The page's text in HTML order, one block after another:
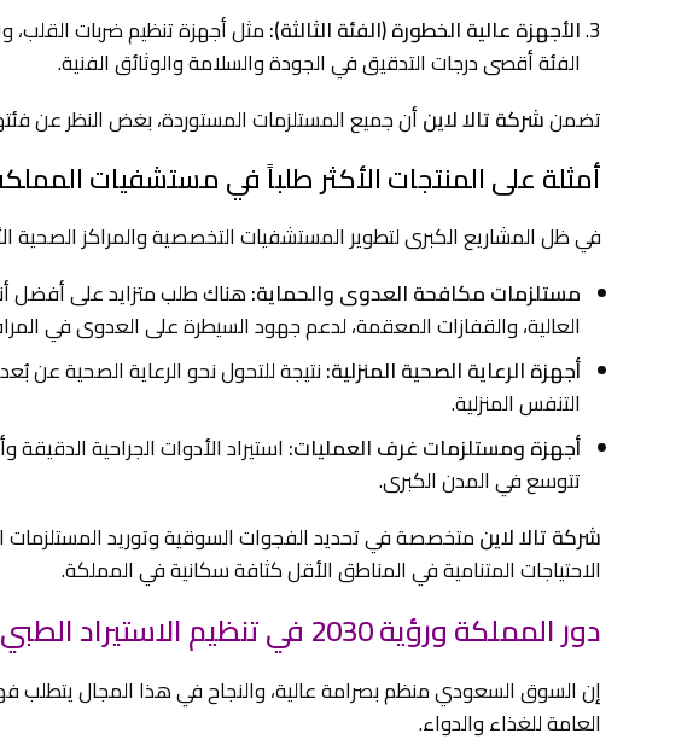
الأجهزة عالية الخطورة (الفئة الثالثة):مثل أجهزة تنظيم ضربات القلب،
الفئة أقصى درجات التدقيق في الجودة والسلامة والوثائق الفنية.
تضمنشركة تالا لاينأن جميع المستلزمات المستوردة، بغض النظر عن
أمثلة على المنتجات الأكثر طلباً في مستشفيات
في ظل المشاريع الكبرى لتطوير المستشفيات التخصصية والمراكز الصحية
مستلزمات مكافحة العدوى والحماية:هناك طلب متزايد على أفضل
العالية، والقفازات المعقمة، لدعم جهود السيطرة على العدوى في
أجهزة الرعاية الصحية المنزلية:نتيجة للتحول نحو الرعاية الصحية عن
التنفس المنزلية.
أجهزة ومستلزمات غرف العمليات: استيراد الأدوات الجراحية
تتوسع في المدن الكبرى.
شركة تالا لاينمتخصصة في تحديد الفجوات السوقية وتوريد المستلزمات
الاحتياجات المتنامية في المناطق الأقل كثافة سكانية في المملكة.
دور المملكة ورؤية 2030 في تنظيم الاستيراد الطبي
إن السوق السعودي منظم بصرامة عالية، والنجاح في هذا المجال يتطلب
العامة للغذاء والدواء.